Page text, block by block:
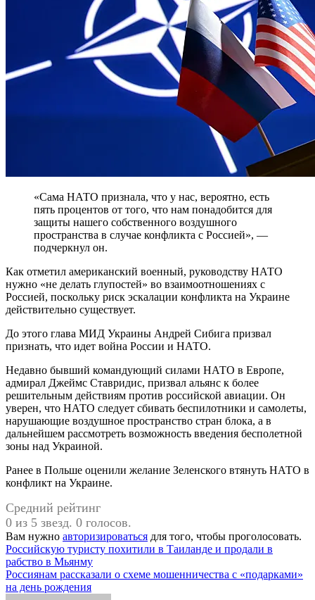
«Сама НАТО признала, что у нас, вероятно, есть
пять процентов от того, что нам понадобится для
защиты нашего собственного воздушного
пространства в случае конфликта с Россией», —
подчеркнул он.
Как отметил американский военный, руководству НАТО
нужно «не делать глупостей» во взаимоотношениях с
Россией, поскольку риск эскалации конфликта на Украине
действительно существует.
До этого глава МИД Украины Андрей Сибига призвал
признать, что идет война России и НАТО.
Недавно бывший командующий силами НАТО в Европе,
адмирал Джеймс Ставридис, призвал альянс к более
решительным действиям против российской авиации. Он
уверен, что НАТО следует сбивать беспилотники и самолеты,
нарушающие воздушное пространство стран блока, а в
дальнейшем рассмотреть возможность введения бесполетной
зоны над Украиной.
Ранее в Польше оценили желание Зеленского втянуть НАТО в
конфликт на Украине.
Средний рейтинг
0 из 5 звезд. 0 голосов.
Вам нужно авторизироваться для того, чтобы проголосовать.
Навигация
по
записям
Российскую туристу похитили в Таиланде и продали в
рабство в Мьянму
Россиянам рассказали о схеме мошенничества с «подарками»
на день рождения